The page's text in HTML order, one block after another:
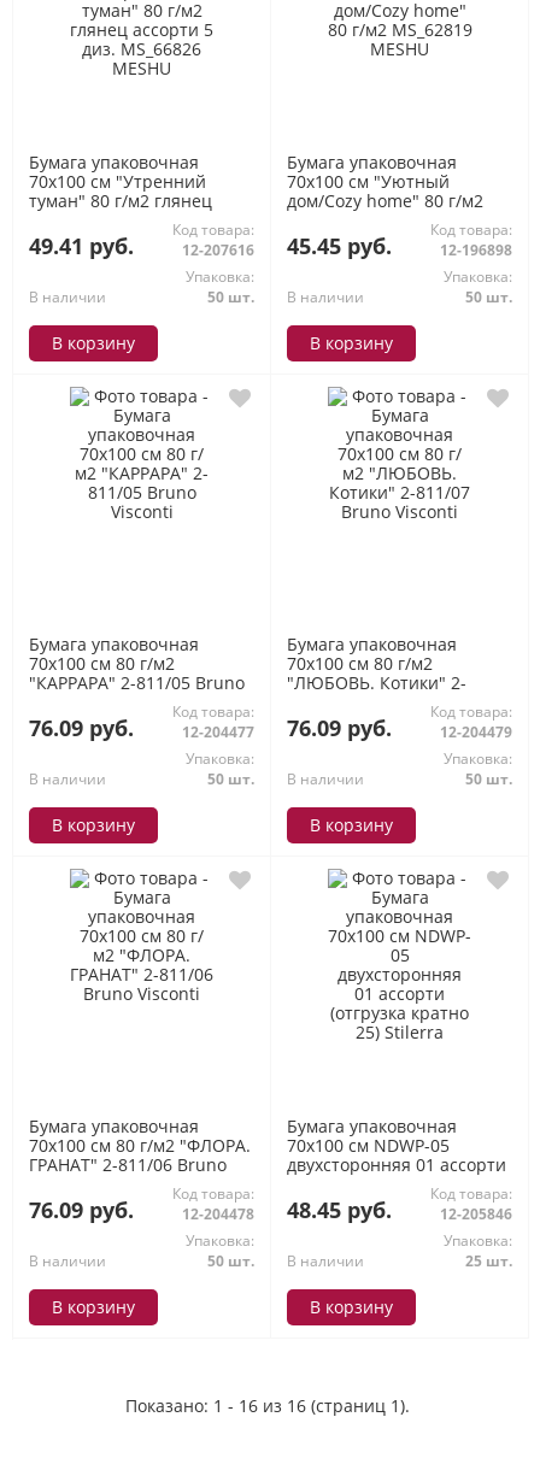
Бумага упаковочная
70х100 см "Утренний
туман" 80 г/м2 глянец
ассорти 5 диз. MS_66826
MESHU
49.41 руб.
Код товара:
12-207616
В наличии
Упаковка:
50 шт.
В корзину
Бумага упаковочная
70х100 см "Уютный
дом/Cozy home" 80 г/м2
45.45 руб.
Код товара:
12-196898
В наличии
Упаковка:
50 шт.
В корзину
Бумага упаковочная
70х100 см 80 г/м2
"КАРРАРА" 2-811/05 Bruno
76.09 руб.
Код товара:
12-204477
В наличии
Упаковка:
50 шт.
В корзину
Бумага упаковочная
70х100 см 80 г/м2
"ЛЮБОВЬ. Котики" 2-
811/07 Bruno Visconti
76.09 руб.
Код товара:
12-204479
В наличии
Упаковка:
50 шт.
В корзину
Бумага упаковочная
70х100 см 80 г/м2 "ФЛОРА.
ГРАНАТ" 2-811/06 Bruno
76.09 руб.
Код товара:
12-204478
В наличии
Упаковка:
50 шт.
В корзину
Бумага упаковочная
70х100 см NDWP-05
двухсторонняя 01 ассорти
(отгрузка кратно 25)
Stilerra
48.45 руб.
Код товара:
12-205846
В наличии
Упаковка:
25 шт.
В корзину
Показано: 1 - 16 из 16 (страниц 1).